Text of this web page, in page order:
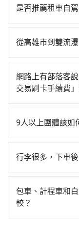
較貴！從最早
鐘。抵達高鐵站後
10分鐘出站、等
花55分鐘、車費
如果全程使用
以對於不是這麼
是否推薦租車自
在車上休息，那在
金約$1,500，九
T5，一天$4,500
公里，超過還會
計的小轎車花費
是犧牲了當天要開
點可能離你的住
從高雄市到雙流
灣大車隊、Uber
到車，也可考慮打
達$2,300。綜合
網路上有部落客
交易刷卡手續費
「海外交易手續費
9人以上團體該如
9人以上之廂型車
中型巴士或大型遊
行照不符，連司機
行李很多，下車
供將行李搬進家
包車、計程車和
較？